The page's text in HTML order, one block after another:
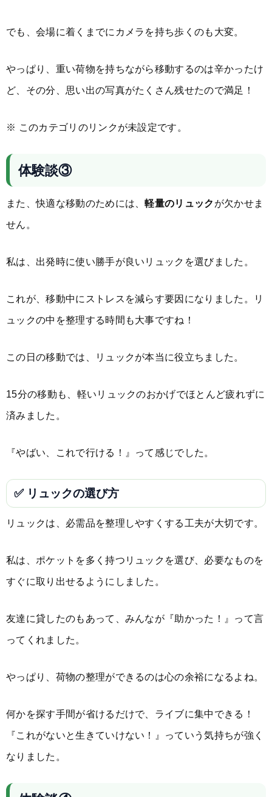
でも、会場に着くまでにカメラを持ち歩くのも大変。
やっぱり、重い荷物を持ちながら移動するのは辛かったけ
ど、その分、思い出の写真がたくさん残せたので満足！
※ このカテゴリのリンクが未設定です。
体験談③
また、快適な移動のためには、軽量のリュック が欠かせま
せん。
私は、出発時に使い勝手が良いリュックを選びました。
これが、移動中にストレスを減らす要因になりました。リ
ュックの中を整理する時間も大事ですね！
この日の移動では、リュックが本当に役立ちました。
15分の移動も、軽いリュックのおかげでほとんど疲れずに
済みました。
『やばい、これで行ける！』って感じでした。
✅ リュックの選び方
リュックは、必需品を整理しやすくする工夫が大切です。
私は、ポケットを多く持つリュックを選び、必要なものを
すぐに取り出せるようにしました。
友達に貸したのもあって、みんなが『助かった！』って言
ってくれました。
やっぱり、荷物の整理ができるのは心の余裕になるよね。
何かを探す手間が省けるだけで、ライブに集中できる！
『これがないと生きていけない！』っていう気持ちが強く
なりました。